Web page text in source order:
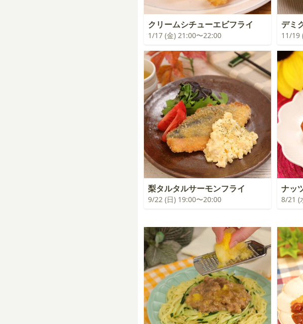
クリームシチューエビフライ
1/17 (金) 21:00〜22:00
デミ
11/19
梨タルタルサーモンフライ
9/22 (日) 19:00〜20:00
ナッ
8/21 (